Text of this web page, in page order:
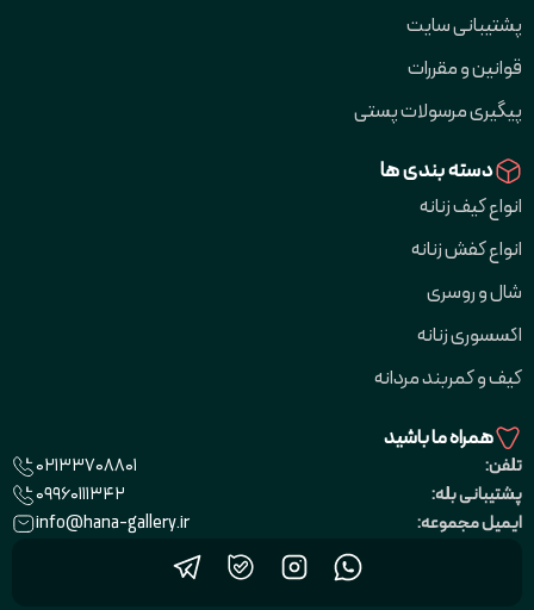
پشتیبانی سایت
قوانین و مقررات
پیگیری مرسولات پستی
دسته بندی ها
انواع کیف زنانه
انواع کفش زنانه
شال و روسری
اکسسوری زنانه
کیف و کمربند مردانه
همراه ما باشید
تلفن:
02133708801
پشتیبانی بله:
09960111342
ایمیل مجموعه:
info@hana-gallery.ir